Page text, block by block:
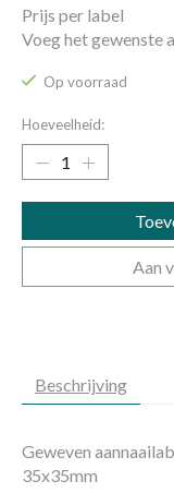
Prijs per label
Voeg het gewenste
Op voorraad
Hoeveelheid:
Aan
Beschrijving
Geweven
35x35mm